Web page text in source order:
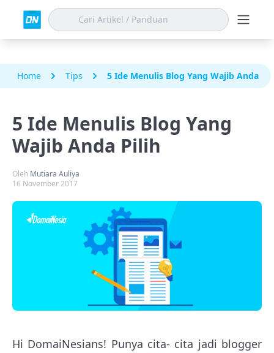
Home Tips 5 Ide Menulis Blog Yang Wajib Anda
5 Ide Menulis Blog Yang
Wajib Anda Pilih
Oleh Mutiara Auliya
16 November 2017
Hi DomaiNesians! Punya cita- cita jadi blogger